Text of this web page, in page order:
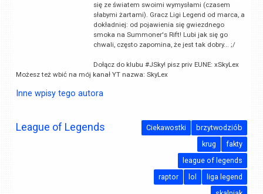
się ze światem swoimi wymysłami (czasem
słabymi żartami). Gracz Ligi Legend od marca, a
dokładniej: od pojawienia się gwiezdnego
smoka na Summoner's Rift! Lubi jak się go
chwali, często zapomina, że jest tak dobry... ;/
Dołącz do klubu #JSky! pisz priv EUNE: xSkyLex
Możesz też wbić na mój kanał YT nazwa: SkyLex
Inne wpisy tego autora
League of Legends brzytwodziób
Ciekawostki
fakty
krug
league of legends
liga legend
lol
raptor